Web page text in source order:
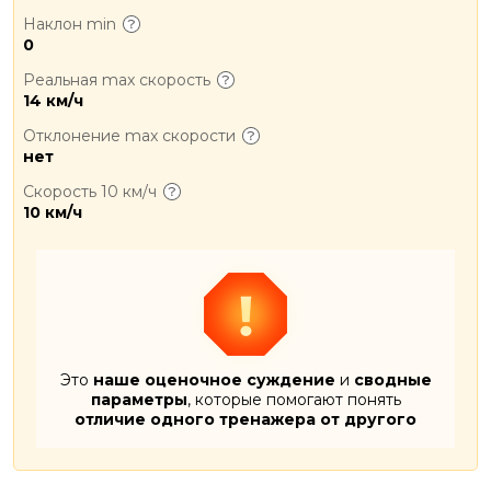
Наклон min
0
Реальная max скорость
14 км/ч
Отклонение max скорости
нет
Скорость 10 км/ч
10 км/ч
Это наше оценочное суждение и сводные
параметры, которые помогают понять
отличие одного тренажера от другого